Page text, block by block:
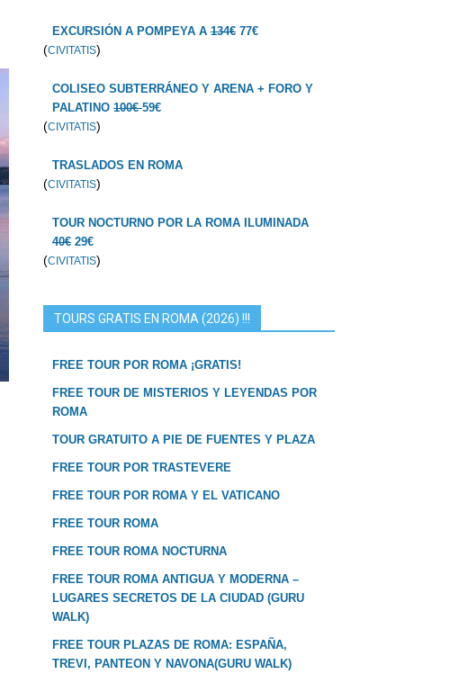
EXCURSIÓN A POMPEYA A 134€ 77€
(CIVITATIS)
COLISEO SUBTERRÁNEO Y ARENA + FORO Y
PALATINO 100€59€
(CIVITATIS)
TRASLADOS EN ROMA
(CIVITATIS)
TOUR NOCTURNO POR LA ROMA ILUMINADA
40€ 29€
(CIVITATIS)
TOURS GRATIS EN ROMA (2026) !!!
FREE TOUR POR ROMA ¡GRATIS!
FREE TOUR DE MISTERIOS Y LEYENDAS POR
ROMA
TOUR GRATUITO A PIE DE FUENTES Y PLAZA
FREE TOUR POR TRASTEVERE
FREE TOUR POR ROMA Y EL VATICANO
FREE TOUR ROMA
FREE TOUR ROMA NOCTURNA
FREE TOUR ROMA ANTIGUA Y MODERNA –
LUGARES SECRETOS DE LA CIUDAD (GURU
WALK)
FREE TOUR PLAZAS DE ROMA: ESPAÑA,
TREVI, PANTEON Y NAVONA(GURU WALK)